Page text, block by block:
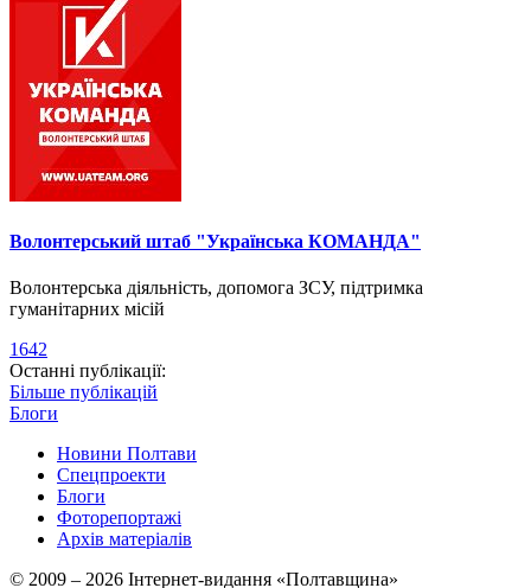
Волонтерський штаб "Українська КОМАНДА"
Волонтерська діяльність, допомога ЗСУ, підтримка
гуманітарних місій
1642
Останні публікації:
Більше публікацій
Блоги
Новини Полтави
Спецпроекти
Блоги
Фоторепортажі
Архів матеріалів
© 2009 – 2026 Інтернет-видання «Полтавщина»